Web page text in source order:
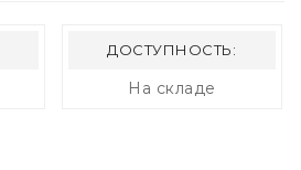
ДОСТУПНОСТЬ:
На складе